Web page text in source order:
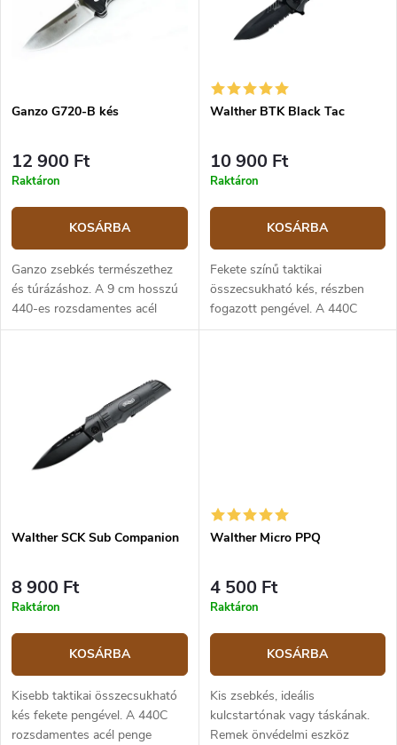
z
s
e
s
á
j
Ganzo G720-B kés
12 900 Ft
Raktáron
KOSÁRBA
Ganzo zsebkés természethez
és túrázáshoz. A 9 cm hosszú
440-es rozsdamentes acél
penge és a fekete G10 markolat
Walther BTK Black Tac
10 900 Ft
Raktáron
KOSÁRBA
Fekete színű taktikai
összecsukható kés, részben
fogazott pengével. A 440C
rozsdamentes acél penge
Walther SCK Sub Companion
8 900 Ft
Raktáron
KOSÁRBA
Kisebb taktikai összecsukható
kés fekete pengével. A 440C
rozsdamentes acél penge
Walther Micro PPQ
4 500 Ft
Raktáron
KOSÁRBA
Kis zsebkés, ideális
kulcstartónak vagy táskának.
Remek önvédelmi eszköz